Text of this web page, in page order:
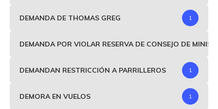
DEMANDA DE THOMAS GREG 1
DEMANDA POR VIOLAR RESERVA DE CONSEJO DE
DEMANDAN RESTRICCIÓN A PARRILLEROS 1
DEMORA EN VUELOS 1